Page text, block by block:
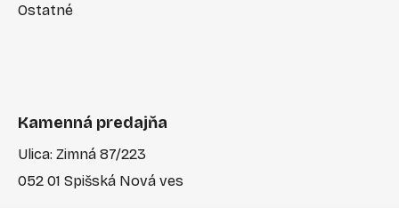
Ostatné
Kamenná predajňa
Ulica: Zimná 87/223
052 01 Spišská Nová ves